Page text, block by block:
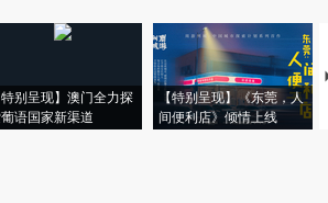
特别呈现】澳门全力探
语国家新渠道
【特别呈现】《东莞，人
间便利店》倾情上线